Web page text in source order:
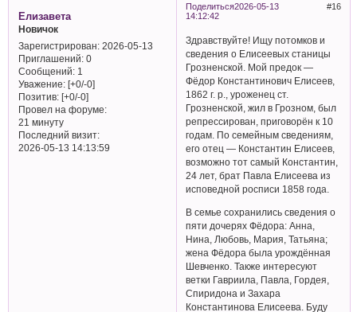
Поделиться 16
2026-05-13
14:12:42
Елизавета
Новичок
Зарегистрирован: 2026-05-13
Приглашений:0
Сообщений:1
Уважение: [+0/-0]
Позитив: [+0/-0]
Провел на форуме:
21 минуту
Последний визит:
2026-05-13 14:13:59
Здравствуйте! Ищу потомков и
сведения о Елисеевых станицы
Грозненской. Мой предок —
Фёдор Константинович Елисеев,
1862 г. р., уроженец ст.
Грозненской, жил в Грозном, был
репрессирован, приговорён к 10
годам. По семейным сведениям,
его отец — Константин Елисеев,
возможно тот самый Константин,
24 лет, брат Павла Елисеева из
исповедной росписи 1858 года.
В семье сохранились сведения о
пяти дочерях Фёдора: Анна,
Нина, Любовь, Мария, Татьяна;
жена Фёдора была урождённая
Шевченко. Также интересуют
ветки Гавриила, Павла, Гордея,
Спиридона и Захара
Константинова Елисеева. Буду